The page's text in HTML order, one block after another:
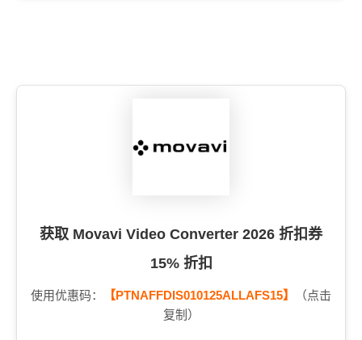
获取 Movavi Video Converter 2026 折扣券
15% 折扣
使用优惠码： 【PTNAFFDIS010125ALLAFS15】
（点击
复制）